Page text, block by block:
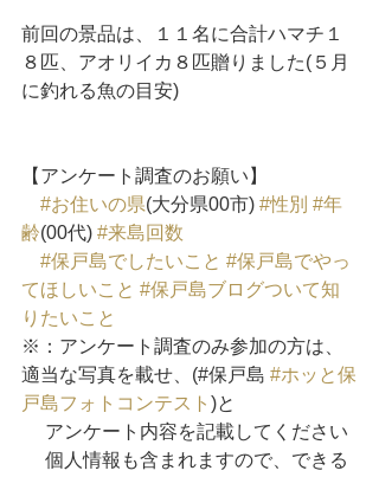
前回の景品は、１１名に合計ハマチ１
８匹、アオリイカ８匹贈りました(５月
に釣れる魚の目安)
【アンケート調査のお願い】
#お住いの県(大分県00市) #性別 #年
齢(00代) #来島回数
#保戸島でしたいこと #保戸島でやっ
てほしいこと #保戸島ブログついて知
りたいこと
※：アンケート調査のみ参加の方は、
適当な写真を載せ、(#保戸島 #ホッと保
戸島フォトコンテスト )と
     アンケート内容を記載してください